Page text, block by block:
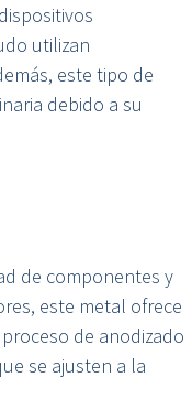
utilizan
este tipo de
debido a su
de componentes y
este metal ofrece
de anodizado
se ajusten a la